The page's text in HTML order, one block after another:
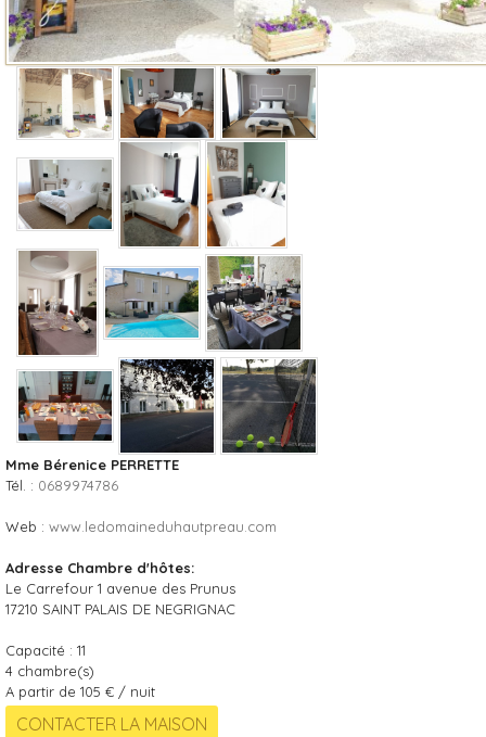
Mme Bérenice PERRETTE
Tél. : 0689974786
Web : www.ledomaineduhautpreau.com
Adresse Chambre d'hôtes:
Le Carrefour 1 avenue des Prunus
17210 SAINT PALAIS DE NEGRIGNAC
Capacité : 11
4 chambre(s)
A partir de 105 € / nuit